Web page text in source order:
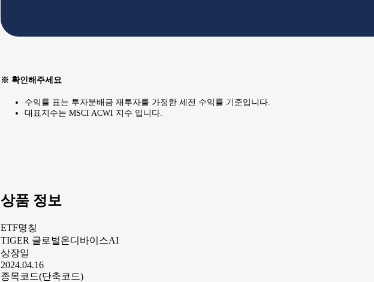
※ 확인해주세요
수익률 표는 투자분배금 재투자를 가정한 세전 수익률 기준입니다.
대표지수는 MSCI ACWI 지수 입니다.
상품 정보
ETF명칭
TIGER 글로벌온디바이스AI
상장일
2024.04.16
종목코드(단축코드)